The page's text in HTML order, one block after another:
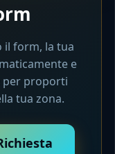
il form, la tua
e
per proporti
tua zona.